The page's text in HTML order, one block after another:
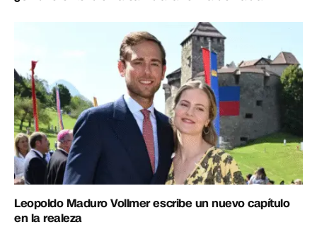
Leopoldo Maduro Vollmer escribe un nuevo capítulo
en la realeza